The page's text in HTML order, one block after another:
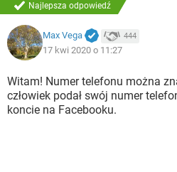
Najlepsza odpowiedź
Max Vega 444
17 kwi 2020 o 11:27
Witam! Numer telefonu można
człowiek podał swój numer
koncie na Facebooku.